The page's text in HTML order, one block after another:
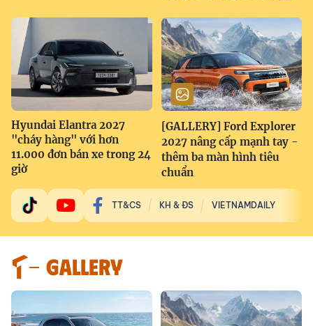
Hyundai Elantra 2027
"cháy hàng" với hơn
11.000 đơn bán xe trong 24
giờ
[GALLERY] Ford Explorer
2027 nâng cấp mạnh tay -
thêm ba màn hình tiêu
chuẩn
TT&CS KH & ĐS VIETNAMDAILY
GALLERY